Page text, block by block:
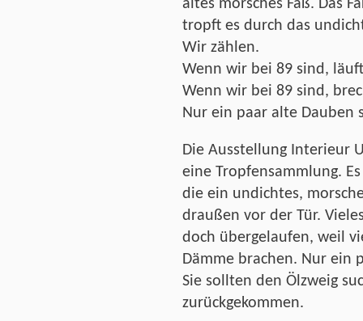
altes morsches Faß. Das
tropft es durch das
Wir zählen.
Wenn wir bei 89 sind,
Wenn wir bei 89 sind,
Nur ein paar alte Dauben
Die Ausstellung Interieur
eine Tropfensammlung.
die ein undichtes,
draußen vor der Tür.
doch übergelaufen, weil
Dämme brachen. Nur ein
Sie sollten den Ölzweig
zurückgekommen.